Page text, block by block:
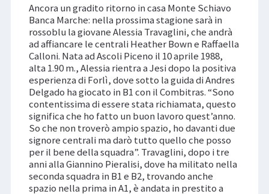
Ancora un gradito ritorno in casa Monte Schiavo
Banca Marche: nella prossima stagione sarà in
rossoblu la giovane Alessia Travaglini, che andrà
ad affiancare le centrali Heather Bown e Raffaella
Calloni. Nata ad Ascoli Piceno il 10 aprile 1988,
alta 1.90 m., Alessia rientra a Jesi dopo la positiva
esperienza di Forlì, dove sotto la guida di Andres
Delgado ha giocato in B1 con il Combitras. “Sono
contentissima di essere stata richiamata, questo
significa che ho fatto un buon lavoro quest’anno.
So che non troverò ampio spazio, ho davanti due
signore centrali ma darò tutto quello che posso
per il bene della squadra”. Travaglini, dopo i tre
anni alla Giannino Pieralisi, dove ha militato nella
seconda squadra in B1 e B2, trovando anche
spazio nella prima in A1, è andata in prestito a